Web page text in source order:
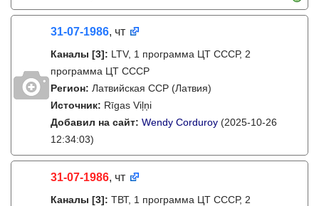
31-07-1986, чт
Каналы [3]: LTV, 1 программа ЦТ СССР, 2
программа ЦТ СССР
Регион: Латвийская ССР (Латвия)
Источник: Rīgas Viļņi
Добавил на сайт: Wendy Corduroy (2025-10-26
12:34:03)
31-07-1986, чт
Каналы [3]: ТВТ, 1 программа ЦТ СССР, 2